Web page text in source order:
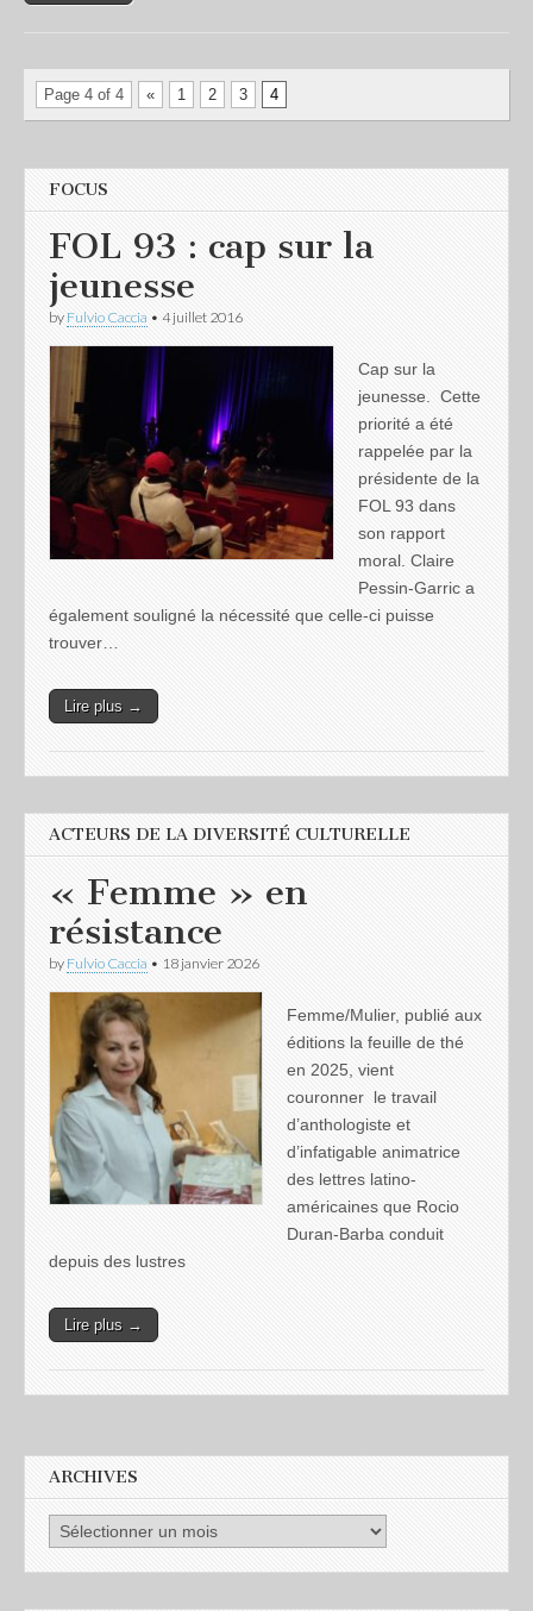
Page 4 of 4 « 1 2 3 4
FOCUS
FOL 93 : cap sur la
jeunesse
by Fulvio Caccia • 4 juillet 2016
Cap sur la
jeunesse. Cette
priorité a été
rappelée par la
présidente de la
FOL 93 dans
son rapport
moral. Claire
Pessin-Garric a
également souligné la nécessité que celle-ci puisse
trouver…
Lire plus →
ACTEURS DE LA DIVERSITÉ CULTURELLE
« Femme » en
résistance
by Fulvio Caccia • 18 janvier 2026
Femme/Mulier, publié aux
éditions la feuille de thé
en 2025, vient
couronner le travail
d’anthologiste et
d’infatigable animatrice
des lettres latino-
américaines que Rocio
Duran-Barba conduit
depuis des lustres
Lire plus →
ARCHIVES